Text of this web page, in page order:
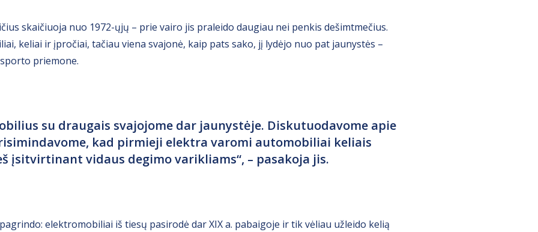
skaičiuoja nuo 1972-ųjų – prie vairo jis praleido daugiau nei penkis dešimtmečius.
keliai ir įpročiai, tačiau viena svajonė, kaip pats sako, jį lydėjo nuo pat jaunystės –
priemone.
su draugais svajojome dar jaunystėje. Diskutuodavome apie
kad pirmieji elektra varomi automobiliai keliais
įsitvirtinant vidaus degimo varikliams“, – pasakoja jis.
elektromobiliai iš tiesų pasirodė dar XIX a. pabaigoje ir tik vėliau užleido kelią